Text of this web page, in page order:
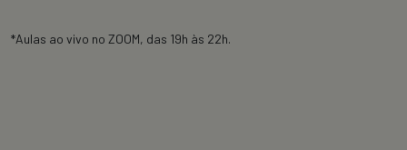
*Aulas ao vivo no ZOOM, das 19h às 22h.